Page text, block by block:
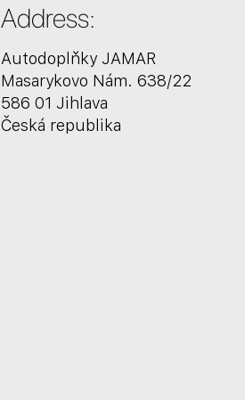
Address:
Autodoplňky JAMAR
Masarykovo Nám. 638/22
586 01 Jihlava
Česká republika